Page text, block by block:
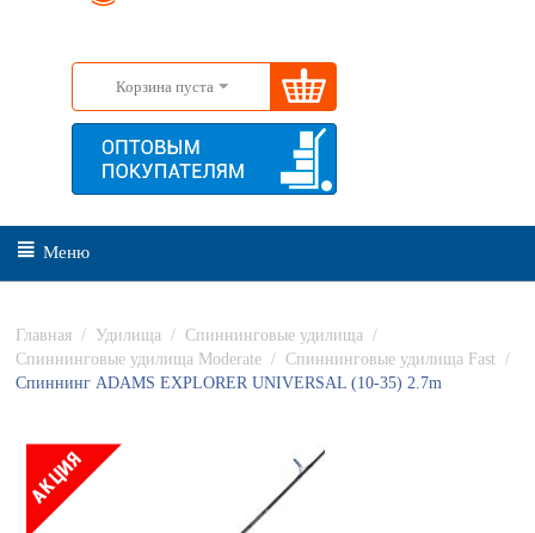
Корзина пуста
Меню
Главная / Удилища / Спиннинговые удилища
/
Спиннинговые удилища Moderate / Спиннинговые удилища Fast
/
Спиннинг ADAMS EXPLORER UNIVERSAL (10-35) 2.7m